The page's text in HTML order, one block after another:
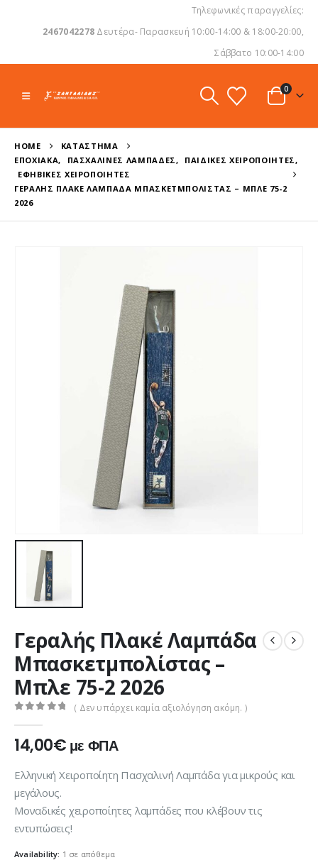
Τηλεφωνικές παραγγελίες:
2467042278 Δευτέρα- Παρασκευή 10:00-14:00 & 18:00-20:00,
Σάββατο 10:00-14:00
0
HOME
ΚΑΤΆΣΤΗΜΑ
ΕΠΟΧΙΑΚΆ, ΠΑΣΧΑΛΙΝΈΣ ΛΑΜΠΆΔΕΣ, ΠΑΙΔΙΚΈΣ ΧΕΙΡΟΠΟΊΗΤΕΣ,
ΕΦΗΒΙΚΈΣ ΧΕΙΡΟΠΟΊΗΤΕΣ
ΓΕΡΑΛΉΣ ΠΛΑΚΈ ΛΑΜΠΆΔΑ ΜΠΑΣΚΕΤΜΠΟΛΊΣΤΑΣ – ΜΠΛΕ 75-2
2026
Γεραλής Πλακέ Λαμπάδα
Μπασκετμπολίστας –
Μπλε 75-2 2026
( Δεν υπάρχει καμία αξιολόγηση ακόμη. )
14,00€ με ΦΠΑ
Ελληνική Χειροποίητη Πασχαλινή Λαμπάδα για μικρούς και
μεγάλους.
Μοναδικές χειροποίητες λαμπάδες που κλέβουν τις
εντυπώσεις!
Availability: 1 σε απόθεμα